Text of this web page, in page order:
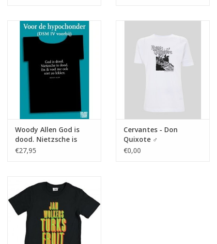
Woody Allen God is
dood. Nietzsche is
dood. En ik voel me
€27,95
Cervantes - Don
Quixote ♂
€0,00